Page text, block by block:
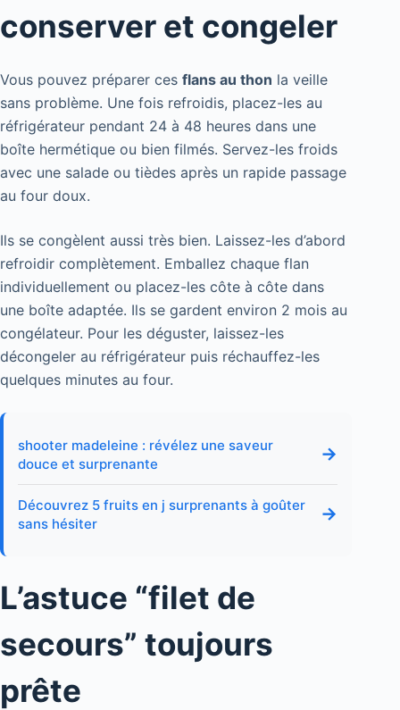
conserver et congeler
Vous pouvez préparer ces flans au thon la veille
sans problème. Une fois refroidis, placez-les au
réfrigérateur pendant 24 à 48 heures dans une
boîte hermétique ou bien filmés. Servez-les froids
avec une salade ou tièdes après un rapide passage
au four doux.
Ils se congèlent aussi très bien. Laissez-les d’abord
refroidir complètement. Emballez chaque flan
individuellement ou placez-les côte à côte dans
une boîte adaptée. Ils se gardent environ 2 mois au
congélateur. Pour les déguster, laissez-les
décongeler au réfrigérateur puis réchauffez-les
quelques minutes au four.
shooter madeleine : révélez une saveur
douce et surprenante
→
Découvrez 5 fruits en j surprenants à goûter
sans hésiter
→
L’astuce “filet de
secours” toujours
prête